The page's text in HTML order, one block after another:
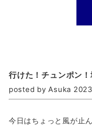
行けた！チュンポン！
posted by Asuka
今日はちょっと風が止